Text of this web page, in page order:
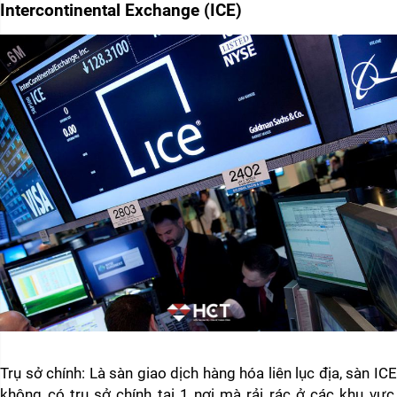
Intercontinental Exchange (ICE)
Trụ sở chính: Là sàn giao dịch hàng hóa liên lục địa, sàn ICE